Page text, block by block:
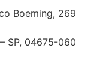
Boeming, 269
SP, 04675-060